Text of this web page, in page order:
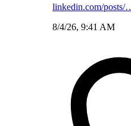
linkedin.com/posts/
8/4/26, 9:41 AM